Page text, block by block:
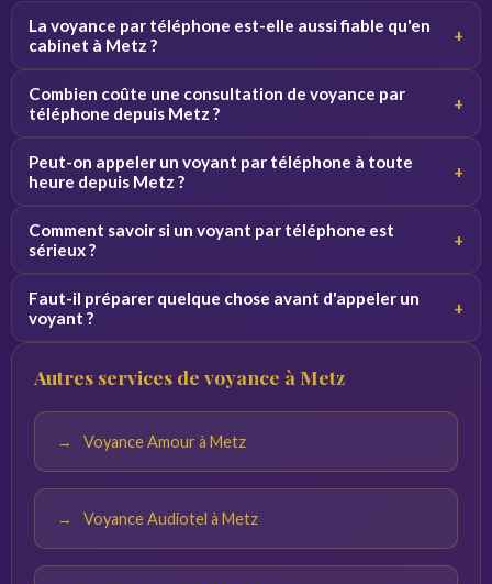
La voyance par téléphone est-elle aussi fiable qu'en
cabinet à Metz ?
+
Par téléphone, le voyant se concentre sur votre voix et
Combien coûte une consultation de voyance par
téléphone depuis Metz ?
+
voyant. Des premières minutes sont souvent offertes
Peut-on appeler un voyant par téléphone à toute
heure depuis Metz ?
+
pouvez appeler de jour comme de nuit depuis Metz et
Comment savoir si un voyant par téléphone est
sérieux ?
+
du voyant sur la plateforme. Profitez des minutes
Faut-il préparer quelque chose avant d'appeler un
voyant ?
+
calme. Plus vos questions sont précises, plus les réponses
Autres services de voyance à Metz
Voyance Amour à Metz
Voyance Audiotel à Metz